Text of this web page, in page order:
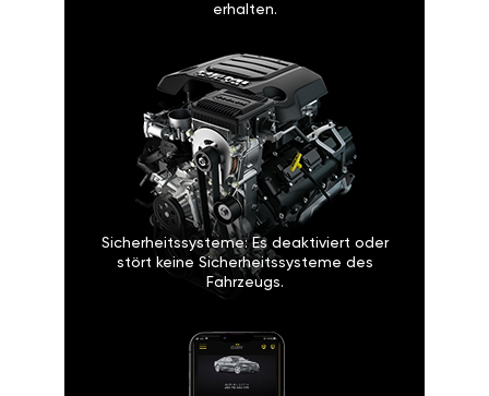
erhalten.
Sicherheitssysteme: Es deaktiviert oder
stört keine Sicherheitssysteme des
Fahrzeugs.